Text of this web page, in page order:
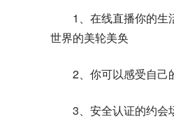
1、在线直播你的生
世界的美轮美奂
2、你可以感受自己
3、安全认证的约会